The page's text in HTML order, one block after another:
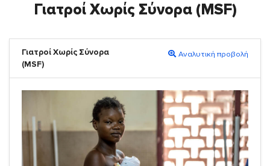
Γιατροί Χωρίς Σύνορα (MSF)
Γιατροί Χωρίς Σύνορα
(MSF)
Αναλυτική προβολή